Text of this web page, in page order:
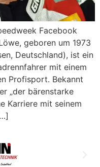
Facebook
geboren um 1973
Deutschland), ist ein
mit einem
Profisport. Bekannt
„der bärenstarke
Karriere mit seinem